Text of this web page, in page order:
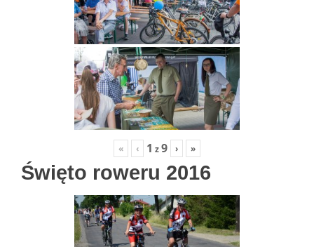
« ‹ 1 z9 › »
Święto roweru 2016